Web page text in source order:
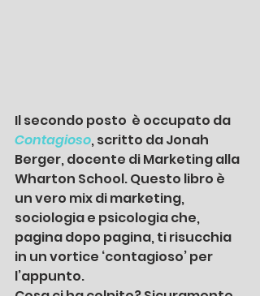
Il secondo posto  è occupato da
Contagioso, scritto da Jonah
Berger, docente di Marketing alla
Wharton School. Questo libro è
un vero mix di marketing,
sociologia e psicologia che,
pagina dopo pagina, ti risucchia
in un vortice ‘contagioso’ per
l’appunto.